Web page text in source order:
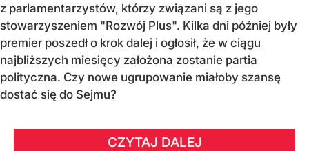
z parlamentarzystów, którzy związani są z jego
stowarzyszeniem "Rozwój Plus". Kilka dni później były
premier poszedł o krok dalej i ogłosił, że w ciągu
najbliższych miesięcy założona zostanie partia
polityczna. Czy nowe ugrupowanie miałoby szansę
dostać się do Sejmu?
CZYTAJ DALEJ